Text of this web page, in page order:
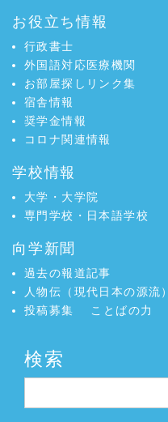
お役立ち情報
行政書士
外国語対応医療機関
お部屋探しリンク集
宿舎情報
奨学金情報
コロナ関連情報
学校情報
大学・大学院
専門学校・日本語学校
向学新聞
過去の報道記事
人物伝（現代日本の源流）
投稿募集
ことばの力
検索